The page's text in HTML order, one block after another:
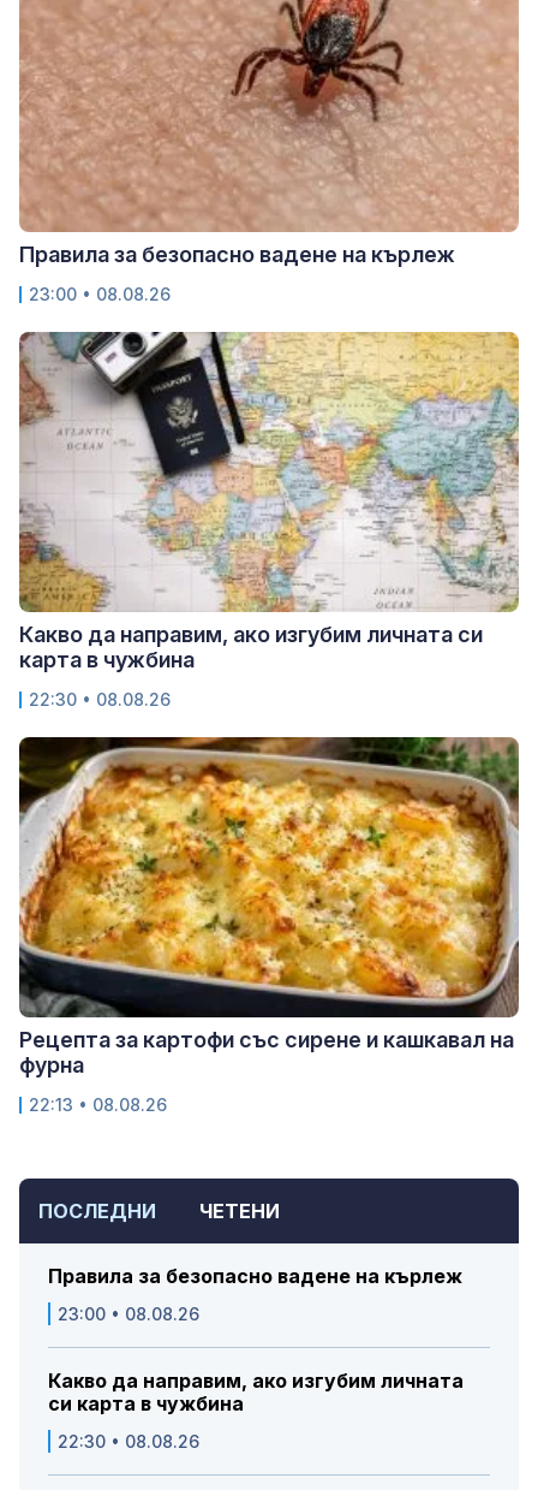
ПОСЛЕДНИ ЧЕТЕНИ
Правила за безопасно вадене на кърлеж
23:00 • 08.08.26
Какво да направим, ако изгубим личната
си карта в чужбина
22:30 • 08.08.26
Правила за безопасно вадене на кърлеж
23:00 • 08.08.26
Какво да направим, ако изгубим личната си
карта в чужбина
22:30 • 08.08.26
Рецепта за картофи със сирене и кашкавал на
фурна
22:13 • 08.08.26